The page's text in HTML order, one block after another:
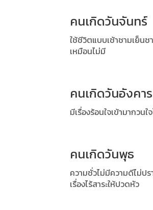
คนเกิดวันจันทร์
ใช้ชีวิตแบบเช้าชามเย็น
เหมือนไม่มี
คนเกิดวันอังคาร
มีเรื่องร้อนใจเข้ามากวน
คนเกิดวันพุธ
ความชั่วไม่มีความดีไม่ปร
เรื่องไร้สาระให้ปวดหัว